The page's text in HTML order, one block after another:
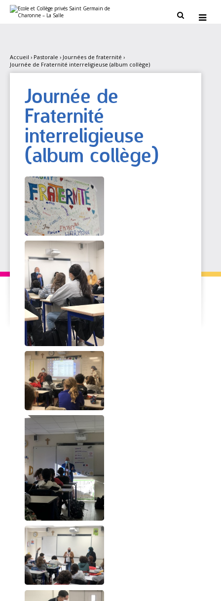
contenu.
personnels
 
Accueil › Pastorale › Journées de fraternité ›
Journée de Fraternité interreligieuse (album collège)
Journée de
Fraternité
interreligieuse
(album collège)